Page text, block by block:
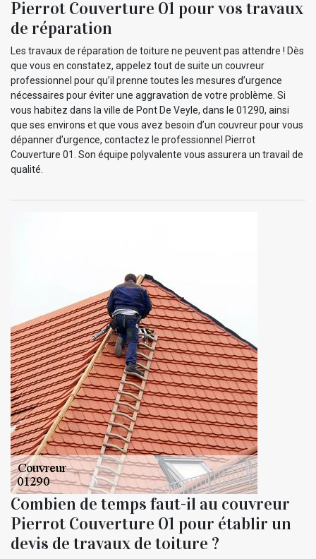
Pierrot Couverture 01 pour vos travaux
de réparation
Les travaux de réparation de toiture ne peuvent pas attendre ! Dès
que vous en constatez, appelez tout de suite un couvreur
professionnel pour qu’il prenne toutes les mesures d’urgence
nécessaires pour éviter une aggravation de votre problème. Si
vous habitez dans la ville de Pont De Veyle, dans le 01290, ainsi
que ses environs et que vous avez besoin d’un couvreur pour vous
dépanner d’urgence, contactez le professionnel Pierrot
Couverture 01. Son équipe polyvalente vous assurera un travail de
qualité.
Combien de temps faut-il au couvreur
Pierrot Couverture 01 pour établir un
devis de travaux de toiture ?